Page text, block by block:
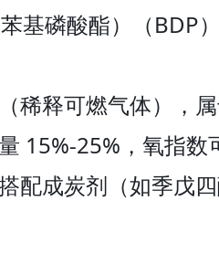
磷酸酯）（BDP
释可燃气体），
15%-25%，氧指数
配成炭剂（如季戊